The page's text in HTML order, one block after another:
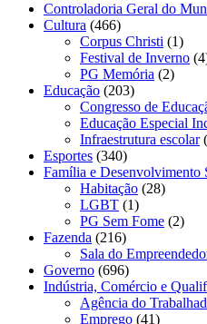
Controladoria Geral do
Cultura (466)
Corpus Christi (1)
Festival de Inverno
PG Memória (2)
Educação (203)
Congresso de
Educação Especial
Infraestrutura escolar
Esportes (340)
Família e Desenvolvimento
Habitação (28)
LGBT (1)
PG Sem Fome (2)
Fazenda (216)
Sala do
Governo (696)
Indústria, Comércio e
Agência do
Emprego (41)